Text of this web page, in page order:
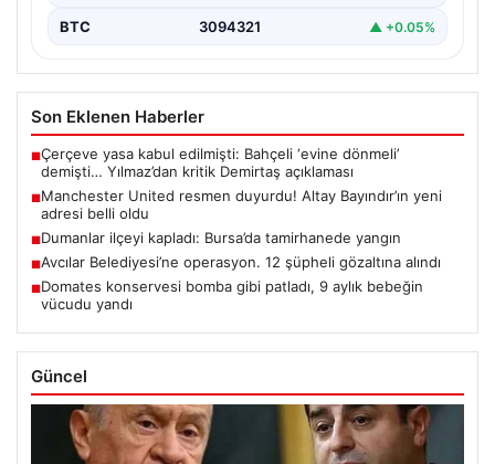
BTC 3094321 ▲ +0.05%
Son Eklenen Haberler
■Çerçeve yasa kabul edilmişti: Bahçeli ‘evine dönmeli’
demişti… Yılmaz’dan kritik Demirtaş açıklaması
■Manchester United resmen duyurdu! Altay Bayındır’ın yeni
adresi belli oldu
■Dumanlar ilçeyi kapladı: Bursa’da tamirhanede yangın
■Avcılar Belediyesi’ne operasyon. 12 şüpheli gözaltına alındı
■Domates konservesi bomba gibi patladı, 9 aylık bebeğin
vücudu yandı
Güncel